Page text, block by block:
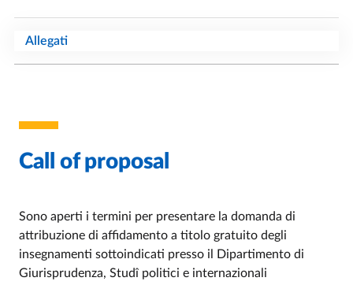
Allegati
Call of proposal
Sono aperti i termini per presentare la domanda di
attribuzione di affidamento a titolo gratuito degli
insegnamenti sottoindicati presso il Dipartimento di
Giurisprudenza, Studî politici e internazionali